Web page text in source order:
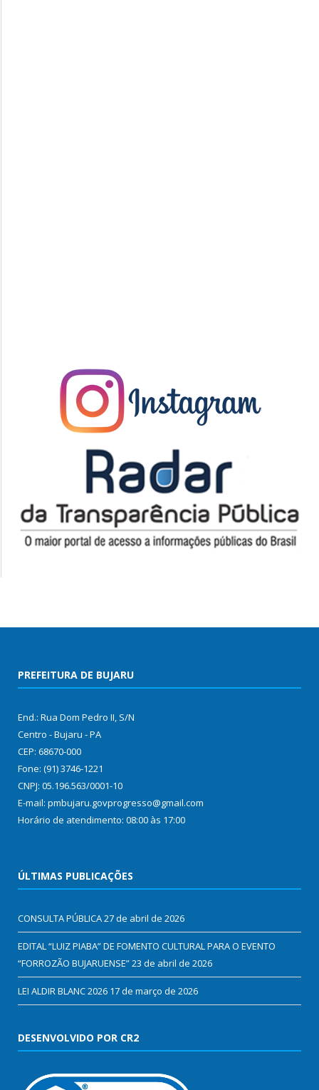
PREFEITURA DE BUJARU
End.: Rua Dom Pedro II, S/N
Centro - Bujaru - PA
CEP: 68670-000
Fone: (91) 3746-1221
CNPJ: 05.196.563/0001-10
E-mail: pmbujaru.govprogresso@gmail.com
Horário de atendimento: 08:00 às 17:00
ÚLTIMAS PUBLICAÇÕES
CONSULTA PÚBLICA27 de abril de 2026
EDITAL “LUIZ PIABA” DE FOMENTO CULTURAL PARA O EVENTO
“FORROZÃO BUJARUENSE”23 de abril de 2026
LEI ALDIR BLANC 2026 17 de março de 2026
DESENVOLVIDO POR CR2